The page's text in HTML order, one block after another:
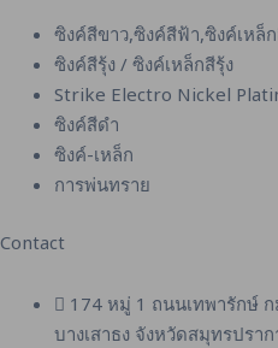
ซิงค์สีขาว,ซิงค์สีฟ้า,ซิงค์เหล็
ซิงค์สีรุ้ง / ซิงค์เหล็กสีรุ้ง
Strike Electro Nickel
ซิงค์สีดำ
ซิงค์-เหล็ก
การพ่นทราย
Contact
174 หมู่ 1 ถนนเทพารักษ์ ก
บางเสาธง จังหวัดสมุทรปรา